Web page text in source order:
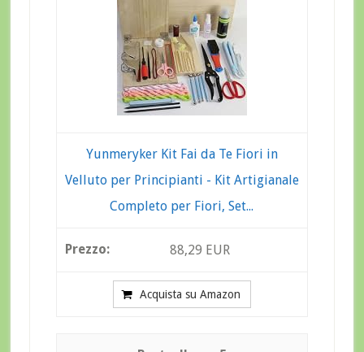
Yunmeryker Kit Fai da Te Fiori in
Velluto per Principianti - Kit Artigianale
Completo per Fiori, Set...
88,29 EUR
Acquista su Amazon